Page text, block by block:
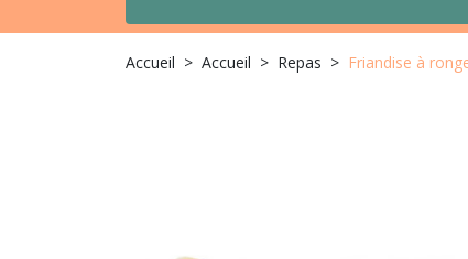
Accueil Accueil Repas Friandise à